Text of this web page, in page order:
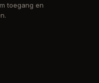
toegang en